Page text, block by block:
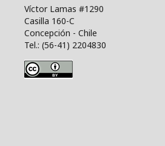
Víctor Lamas #1290
Casilla 160-C
Concepción - Chile
Tel.: (56-41) 2204830